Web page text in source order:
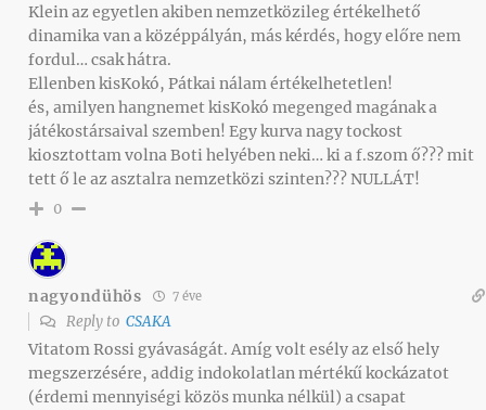
Klein az egyetlen akiben nemzetközileg értékelhető
dinamika van a középpályán, más kérdés, hogy előre nem
fordul… csak hátra.
Ellenben kisKokó, Pátkai nálam értékelhetetlen!
és, amilyen hangnemet kisKokó megenged magának a
játékostársaival szemben! Egy kurva nagy tockost
kiosztottam volna Boti helyében neki… ki a f.szom ő??? mit
tett ő le az asztalra nemzetközi szinten??? NULLÁT!
0
nagyondühös 7 éve
Reply to CSAKA
Vitatom Rossi gyávaságát. Amíg volt esély az első hely
megszerzésére, addig indokolatlan mértékű kockázatot
(érdemi mennyiségi közös munka nélkül) a csapat